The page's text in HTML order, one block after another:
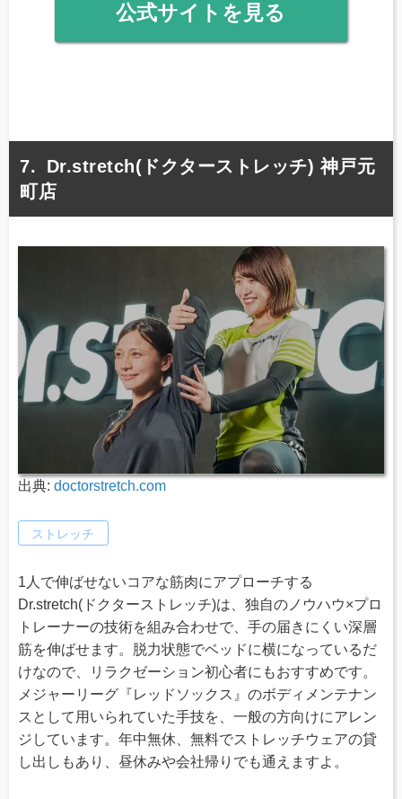
公式サイトを見る
Dr.stretch(ドクターストレッチ) 神戸元
町店
出典: doctorstretch.com
ストレッチ
1人で伸ばせないコアな筋肉にアプローチする
Dr.stretch(ドクターストレッチ)は、独自のノウハウ×プロ
トレーナーの技術を組み合わせで、手の届きにくい深層
筋を伸ばせます。脱力状態でベッドに横になっているだ
けなので、リラクゼーション初心者にもおすすめです。
メジャーリーグ『レッドソックス』のボディメンテナン
スとして用いられていた手技を、一般の方向けにアレン
ジしています。年中無休、無料でストレッチウェアの貸
し出しもあり、昼休みや会社帰りでも通えますよ。